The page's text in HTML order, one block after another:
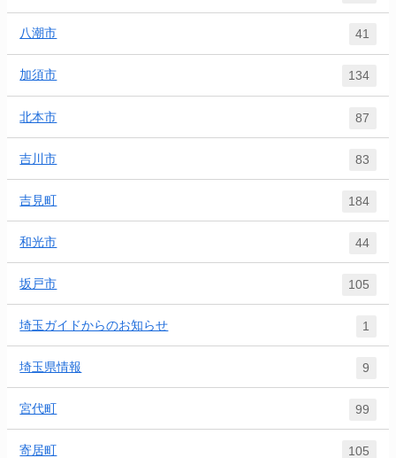
八潮市 41
加須市 134
北本市 87
吉川市 83
吉見町 184
和光市 44
坂戸市 105
埼玉ガイドからのお知らせ 1
埼玉県情報 9
宮代町 99
寄居町 105